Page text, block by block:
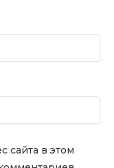
сайта в этом